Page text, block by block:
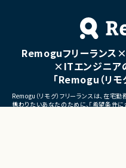
プロジェクト拡大に伴う増員募集
Remoguフリーランス×
×ITエンジニア
「Remogu（リモ
Remogu（リモグ）フリーランスは、在宅
携わりたいあなたのために、「希望条件